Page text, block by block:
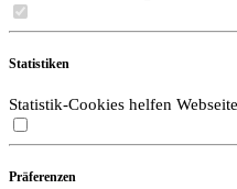
Statistiken
Statistik-Cookies helfen
Präferenzen